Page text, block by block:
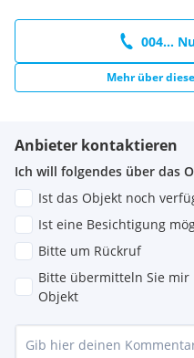
004...
Mehr über
Anbieter kontaktieren
Ich will folgendes über das
Ist das Objekt noch
Ist eine Besichtigung
Bitte um Rückruf
Bitte übermitteln Sie
Objekt